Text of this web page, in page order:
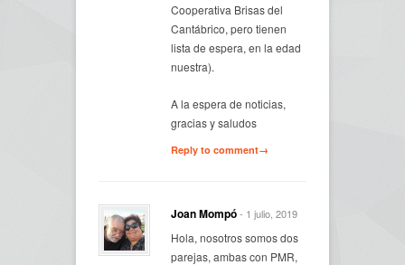
Cooperativa Brisas del
Cantábrico, pero tienen
lista de espera, en la edad
nuestra).
A la espera de noticias,
gracias y saludos
Reply to comment→
Joan Mompó- 1 julio, 2019
Hola, nosotros somos dos
parejas, ambas con PMR,